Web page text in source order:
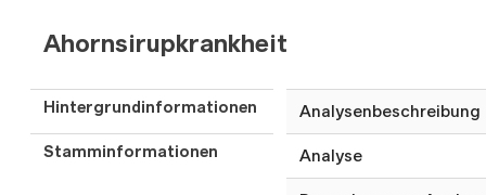
Ahornsirupkrankheit
Hintergrundinformationen Analysenbeschreibung
Stamminformationen Analyse